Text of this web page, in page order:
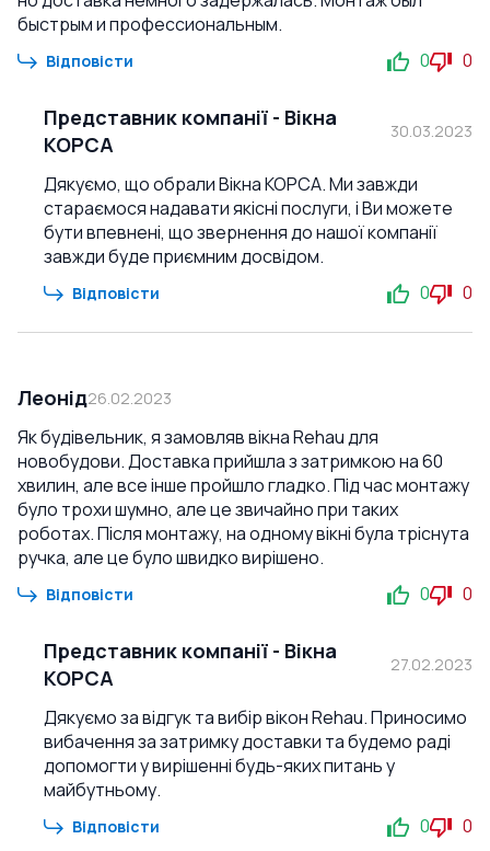
быстрым и профессиональным.
Відповісти 0 0
Представник компанії - Вікна
КОРСА
30.03.2023
Дякуємо, що обрали Вікна КОРСА. Ми завжди
стараємося надавати якісні послуги, і Ви можете
бути впевнені, що звернення до нашої компанії
завжди буде приємним досвідом.
Відповісти 0 0
Леонід26.02.2023
Як будівельник, я замовляв вікна Rehau для
новобудови. Доставка прийшла з затримкою на 60
хвилин, але все інше пройшло гладко. Під час монтажу
було трохи шумно, але це звичайно при таких
роботах. Після монтажу, на одному вікні була тріснута
ручка, але це було швидко вирішено.
Відповісти 0 0
Представник компанії - Вікна
КОРСА
27.02.2023
Дякуємо за відгук та вибір вікон Rehau. Приносимо
вибачення за затримку доставки та будемо раді
допомогти у вирішенні будь-яких питань у
майбутньому.
Відповісти 0 0